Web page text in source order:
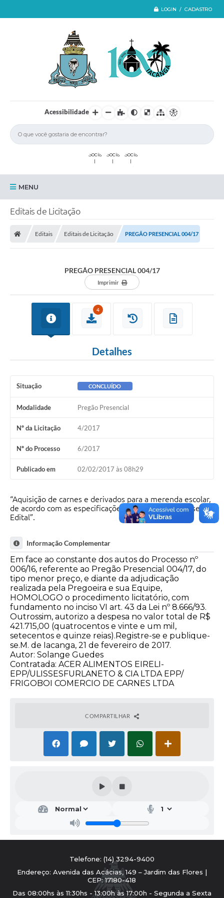
LOGIN / CADASTRO
Acessibilidade
MENU
Iacanga
Diário Oficial
Cartas de Serviços
Transparência
Internet Gratuita
FAQ / Perguntas e Respostas Frequentes
Editais de Licitação
Editais Editais de Licitação PREGÃO PRESENCIAL 004/17
PREGÃO PRESENCIAL 004/17
Imprimir
4
Detalhes
Situação CONCLUÍDO
Modalidade Pregão Presencial
Nº da Licitação 4/2017
Nº do Processo 6/2017
Publicado em 02/02/2017 às 08h29
“Aquisição de carnes e derivados para a merenda escolar,
de acordo com as especificações dos Anexos do presente
Edital”.
Informação Complementar
Em face ao constante dos autos do Processo nº
006/16, referente ao Pregão Presencial 004/17, do
tipo menor preço, e diante da adjudicação
realizada pela Pregoeira e sua Equipe,
HOMOLOGO o procedimento licitatório, com
fundamento no inciso VI art. 43 da Lei nº 8.666/93.
Outrossim, autorizo a despesa no valor total de R$
421.715,00 (quatrocentos e vinte e um mil,
setecentos e quinze reias).Registre-se e publique-
se.M. de Iacanga, 21 de fevereiro de 2017.
Autor: Solange Guedes
Contratada: ACER ALIMENTOS EIRELI-
EPP/ULISSESFURLANETO & CIA LTDA EPP/
FRIGOBOI COMERCIO DE CARNES LTDA
COMPARTILHAR
Telefone: (14) 3294-9400
Endereço: Avenida das Acácias, 149 – Jardim das Flores |
CEP: 17180-418
Das 08:00hs às 11:30hs - 13:00h às 17:00h - Segunda a Sexta